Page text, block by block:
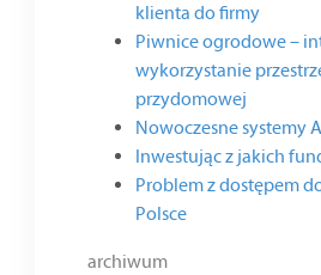
klienta do firmy
Piwnice ogrodowe –
wykorzystanie
przydomowej
Nowoczesne systemy
Inwestując z jakich
Problem z dostępem
Polsce
archiwum